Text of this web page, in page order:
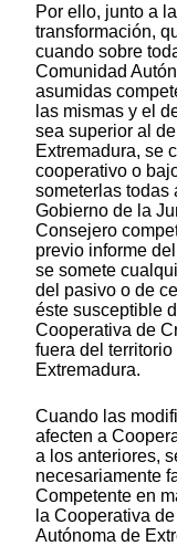
Por ello, junto a
transformación,
cuando sobre
Comunidad
asumidas
las mismas y el
sea superior al
Extremadura, se
cooperativo o
someterlas todas
Gobierno de la
Consejero
previo informe
se somete
del pasivo o de
éste susceptible
Cooperativa de
fuera del
Extremadura.
Cuando las
afecten a
a los anteriores,
necesariamente
Competente en
la Cooperativa
Autónoma de